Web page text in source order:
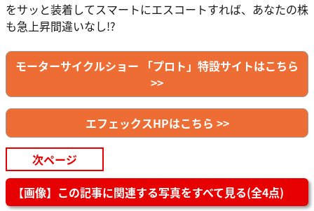
をサッと装着してスマートにエスコートすれば、あなたの株
も急上昇間違いなし!?
モーターサイクルショー 「プロト」特設サイトはこちら
>>
エフェックスHPはこちら >>
次ページ
【画像】この記事に関連する写真をすべて見る(全4点)